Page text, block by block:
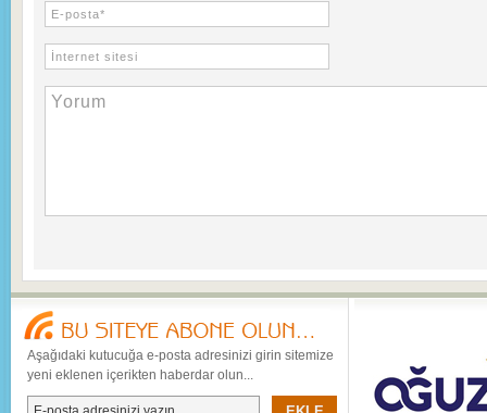
Aşağıdaki kutucuğa e-posta adresinizi girin sitemize
yeni eklenen içerikten haberdar olun...